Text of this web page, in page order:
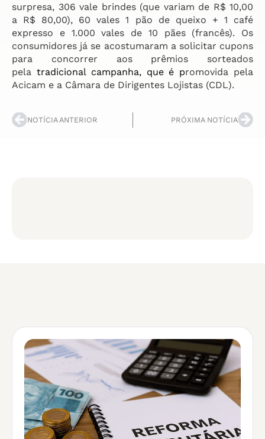
surpresa, 306 vale brindes (que variam de R$ 10,00
a R$ 80,00), 60 vales 1 pão de queixo + 1 café
expresso e 1.000 vales de 10 pães (francês). Os
consumidores já se acostumaram a solicitar cupons
para concorrer aos prêmios sorteados
pela tradicional campanha, que é promovida pela
Acicam e a Câmara de Dirigentes Lojistas (CDL).
NOTÍCIA ANTERIOR PRÓXIMA NOTÍCIA